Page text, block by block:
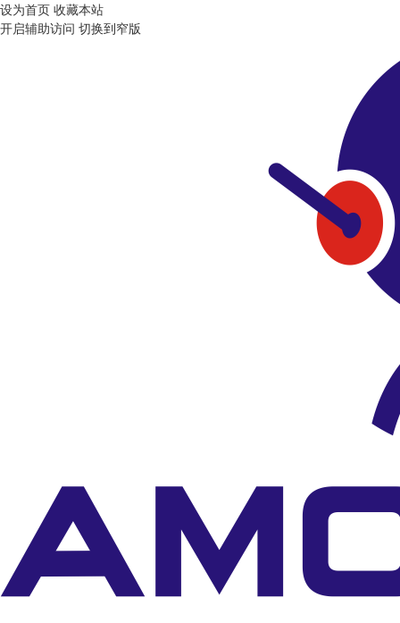
设为首页 收藏本站
开启辅助访问 切换到窄版